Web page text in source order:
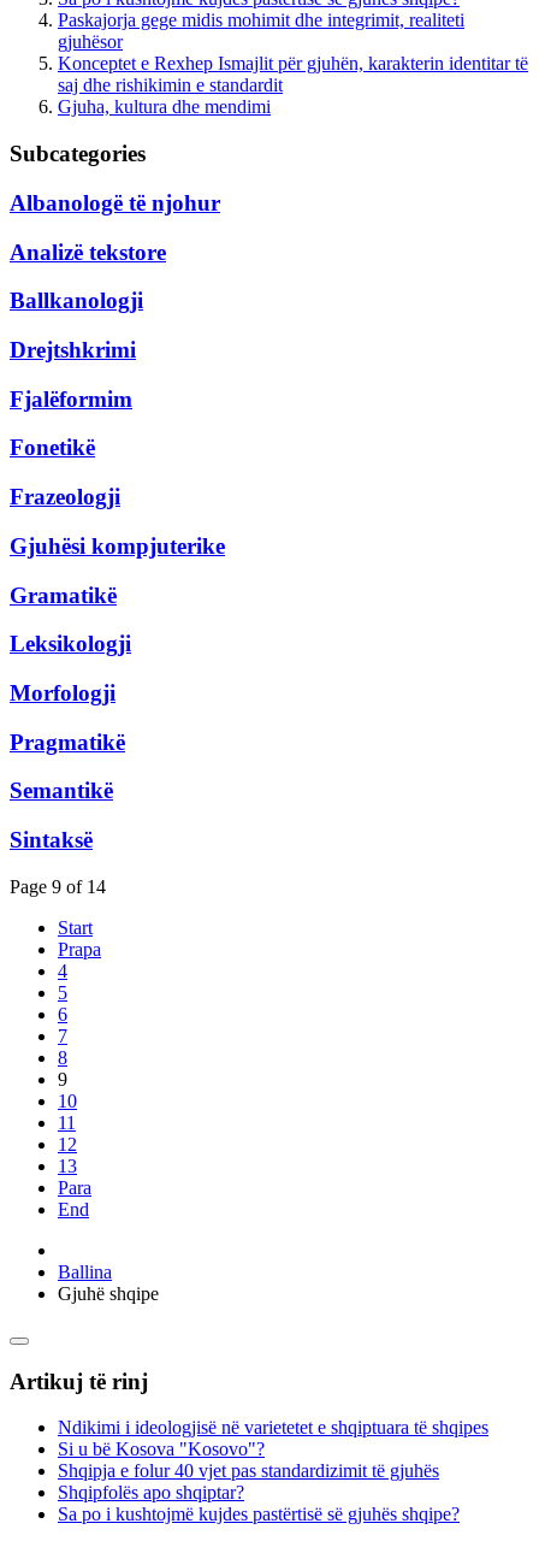
Paskajorja gege midis mohimit dhe integrimit, realiteti
gjuhësor
Konceptet e Rexhep Ismajlit për gjuhën, karakterin identitar të
saj dhe rishikimin e standardit
Gjuha, kultura dhe mendimi
Subcategories
Albanologë të njohur
Analizë tekstore
Ballkanologji
Drejtshkrimi
Fjalëformim
Fonetikë
Frazeologji
Gjuhësi kompjuterike
Gramatikë
Leksikologji
Morfologji
Pragmatikë
Semantikë
Sintaksë
Page 9 of 14
Start
Prapa
4
5
6
7
8
9
10
11
12
13
Para
End
Ballina
Gjuhë shqipe
Artikuj të rinj
Ndikimi i ideologjisë në varietetet e shqiptuara të shqipes
Si u bë Kosova "Kosovo"?
Shqipja e folur 40 vjet pas standardizimit të gjuhës
Shqipfolës apo shqiptar?
Sa po i kushtojmë kujdes pastërtisë së gjuhës shqipe?